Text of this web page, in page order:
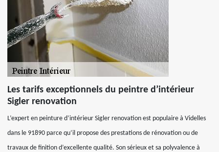
Les tarifs exceptionnels du peintre d’intérieur
Sigler renovation
L’expert en peinture d’intérieur Sigler renovation est populaire à Videlles
dans le 91890 parce qu’il propose des prestations de rénovation ou de
travaux de finition d’excellente qualité. Son sérieux et sa polyvalence à